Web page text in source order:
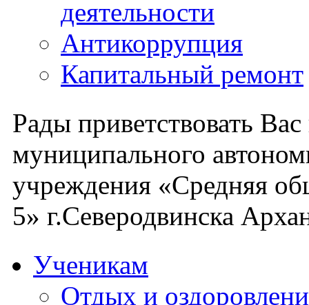
деятельности
Антикоррупция
Капитальный ремонт
Рады приветствовать
муниципального
учреждения «Средняя
5» г.Северодвинска
Ученикам
Отдых и